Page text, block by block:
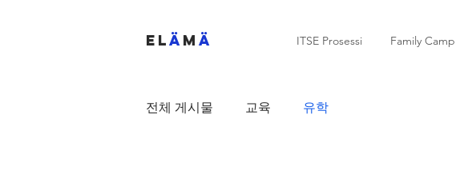
ELÄM Ä ITSE Prosessi Family Camp
전체 게시물 교육 유학